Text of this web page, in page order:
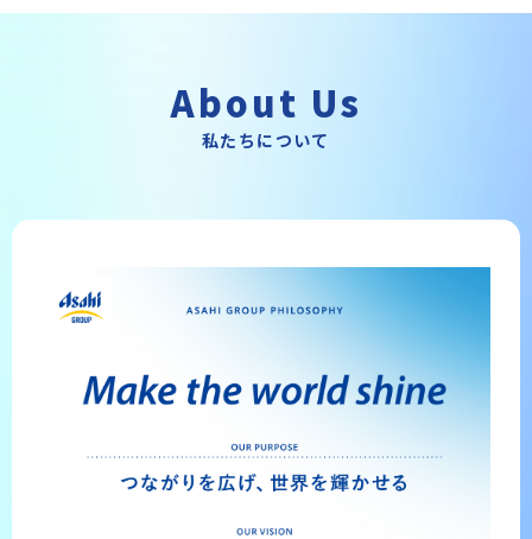
About Us
私たちについて